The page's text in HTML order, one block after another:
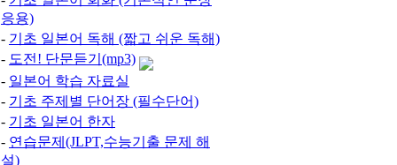
응용)
- 기초 일본어 독해 (짧고 쉬운 독해)
- 도전! 단문듣기(mp3)
- 일본어 학습 자료실
- 기초 주제별 단어장 (필수단어)
- 기초 일본어 한자
- 연습문제(JLPT,수능기출 문제 해
설)